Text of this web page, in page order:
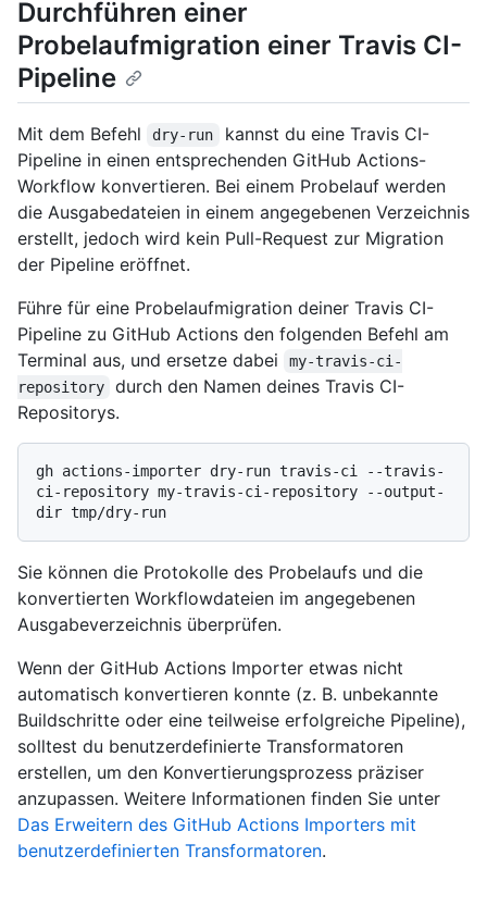
Durchführen einer
Probelaufmigration einer Travis CI-
Pipeline
Mit dem Befehl dry-run
kannst du eine Travis CI-
Pipeline in einen entsprechenden GitHub Actions-
Workflow konvertieren. Bei einem Probelauf werden
die Ausgabedateien in einem angegebenen Verzeichnis
erstellt, jedoch wird kein Pull-Request zur Migration
der Pipeline eröffnet.
Führe für eine Probelaufmigration deiner Travis CI-
Pipeline zu GitHub Actions den folgenden Befehl am
Terminal aus, und ersetze dabei
my-travis-ci-
repository
durch den Namen deines Travis CI-
Repositorys.
gh actions-importer dry-run travis-ci --travis-
ci-repository my-travis-ci-repository --output-
Sie können die Protokolle des Probelaufs und die
konvertierten Workflowdateien im angegebenen
Ausgabeverzeichnis überprüfen.
Wenn der GitHub Actions Importer etwas nicht
automatisch konvertieren konnte (z. B. unbekannte
Buildschritte oder eine teilweise erfolgreiche Pipeline),
solltest du benutzerdefinierte Transformatoren
erstellen, um den Konvertierungsprozess präziser
anzupassen. Weitere Informationen finden Sie unter
Das Erweitern des GitHub Actions Importers mit
benutzerdefinierten Transformatoren.